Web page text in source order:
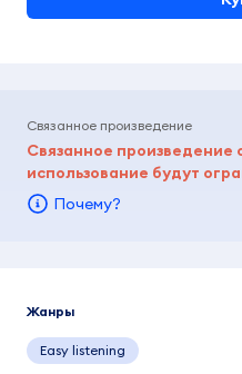
Связанное произведение
Связанное произведение
использование будут
Почему?
Жанры
Easy listening